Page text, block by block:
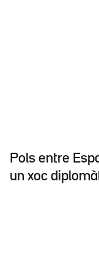
Pols entre
un xoc